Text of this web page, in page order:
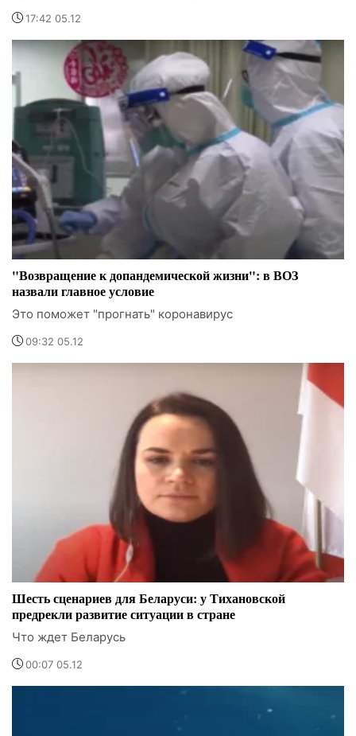
17:42 05.12
"Возвращение к допандемической жизни": в ВОЗ
назвали главное условие
Это поможет "прогнать" коронавирус
09:32 05.12
Шесть сценариев для Беларуси: у Тихановской
предрекли развитие ситуации в стране
Что ждет Беларусь
00:07 05.12